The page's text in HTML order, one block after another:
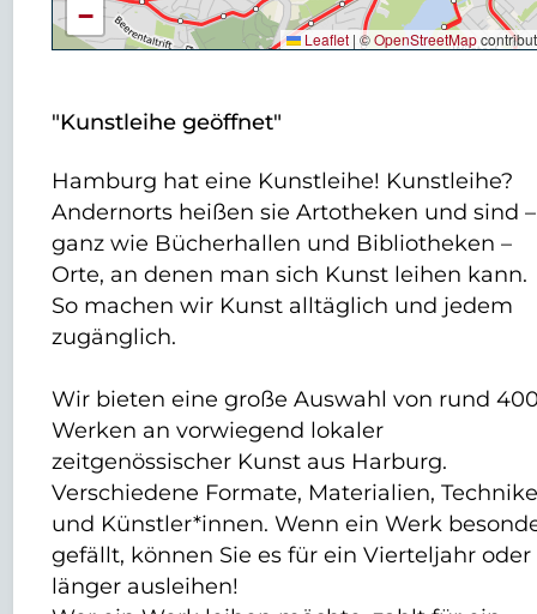
−
Leaflet | ©OpenStreetMap
"Kunstleihe geöffnet"
Hamburg hat eine Kunstleihe! Kunstleihe?
Andernorts heißen sie Artotheken und sind –
ganz wie Bücherhallen und Bibliotheken –
Orte, an denen man sich Kunst leihen kann.
So machen wir Kunst alltäglich und jedem
zugänglich.
Wir bieten eine große Auswahl von rund
Werken an vorwiegend lokaler
zeitgenössischer Kunst aus Harburg.
Verschiedene Formate, Materialien,
und Künstler*innen. Wenn ein Werk
gefällt, können Sie es für ein Vierteljahr oder
länger ausleihen!